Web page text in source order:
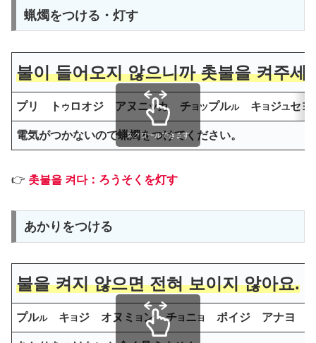
蝋燭をつける・灯す
불이 들어오지 않으니까 촛불을 켜주세
プリ ト ウ ロオジ アヌニツカ チヨツプルルキヨ ジユセヨ
電気がつかないので蝋燭をつけてください。
スクロールできます
👉 촛불을 켜다：ろうそくを灯す
あかりをつける
불을 켜지 않으면 전혀 보이지 않아요.
プルルキヨ ジ オヌミ ヨ ン チヨ ニ ヨ ポイジ アナヨ